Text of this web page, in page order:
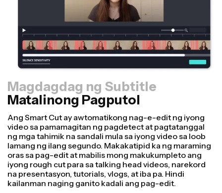
Magdagdag ng Subtitle
Matalinong Pagputol
Resizer
Gumawa ng mga video nang mas mabilis at mas
propesyonal gamit ang aming Resize Canvas feature!
Sa ilang mga click lamang, maaari kang kumuha ng
isang video at i-adjust ito para maging tamang laki para
sa iba't ibang platform, maging ito para sa TikTok,
Youtube, Instagram, Twitter, Linkedin, o kahit saan pa
man.